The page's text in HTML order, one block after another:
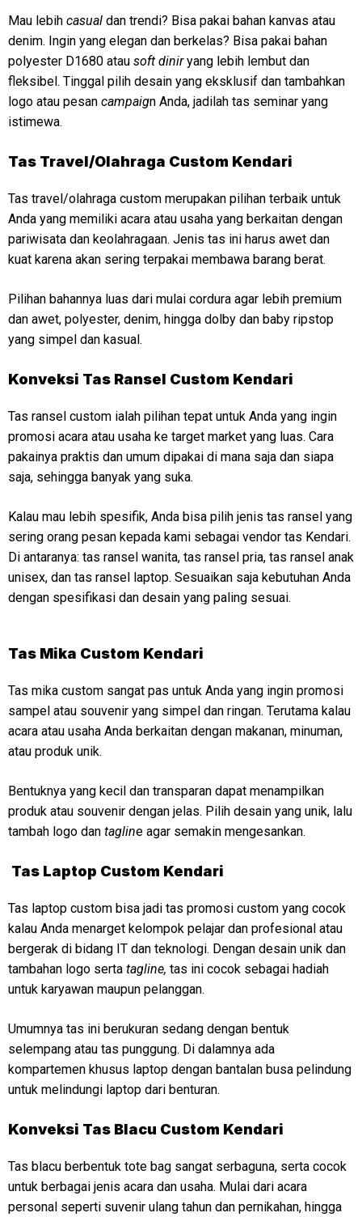
Mau lebih casual dan trendi? Bisa pakai bahan kanvas atau
denim. Ingin yang elegan dan berkelas? Bisa pakai bahan
polyester D1680 atau soft diniryang lebih lembut dan
fleksibel. Tinggal pilih desain yang eksklusif dan tambahkan
logo atau pesan campaign Anda, jadilah tas seminar yang
istimewa.
Tas Travel/Olahraga Custom Kendari
Tas travel/olahraga custom merupakan pilihan terbaik untuk
Anda yang memiliki acara atau usaha yang berkaitan dengan
pariwisata dan keolahragaan. Jenis tas ini harus awet dan
kuat karena akan sering terpakai membawa barang berat.
Pilihan bahannya luas dari mulai cordura agar lebih premium
dan awet, polyester, denim, hingga dolby dan baby ripstop
yang simpel dan kasual.
Konveksi Tas Ransel Custom Kendari
Tas ransel custom ialah pilihan tepat untuk Anda yang ingin
promosi acara atau usaha ke target market yang luas. Cara
pakainya praktis dan umum dipakai di mana saja dan siapa
saja, sehingga banyak yang suka.
Kalau mau lebih spesifik, Anda bisa pilih jenis tas ransel yang
sering orang pesan kepada kami sebagai vendor tas Kendari.
Di antaranya: tas ransel wanita, tas ransel pria, tas ransel anak
unisex, dan tas ransel laptop. Sesuaikan saja kebutuhan Anda
dengan spesifikasi dan desain yang paling sesuai.
Tas Mika Custom Kendari
Tas mika custom sangat pas untuk Anda yang ingin promosi
sampel atau souvenir yang simpel dan ringan. Terutama kalau
acara atau usaha Anda berkaitan dengan makanan, minuman,
atau produk unik.
Bentuknya yang kecil dan transparan dapat menampilkan
produk atau souvenir dengan jelas. Pilih desain yang unik, lalu
tambah logo dan tagline agar semakin mengesankan.
Tas Laptop Custom Kendari
Tas laptop custom bisa jadi tas promosi custom yang cocok
kalau Anda menarget kelompok pelajar dan profesional atau
bergerak di bidang IT dan teknologi. Dengan desain unik dan
tambahan logo serta tagline, tas ini cocok sebagai hadiah
untuk karyawan maupun pelanggan.
Umumnya tas ini berukuran sedang dengan bentuk
selempang atau tas punggung. Di dalamnya ada
kompartemen khusus laptop dengan bantalan busa pelindung
untuk melindungi laptop dari benturan.
Konveksi Tas Blacu Custom Kendari
Tas blacu berbentuk tote bag sangat serbaguna, serta cocok
untuk berbagai jenis acara dan usaha. Mulai dari acara
personal seperti suvenir ulang tahun dan pernikahan, hingga